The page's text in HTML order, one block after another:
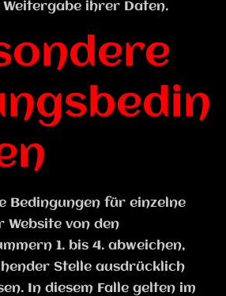
ihrer Daten.
Bedingungen für einzelne
Website von den
1. bis 4. abweichen,
Stelle ausdrücklich
In diesem Falle gelten im